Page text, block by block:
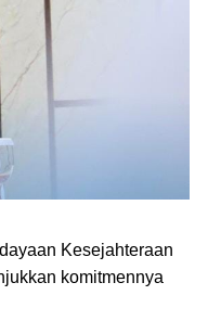
Kesejahteraan
komitmennya